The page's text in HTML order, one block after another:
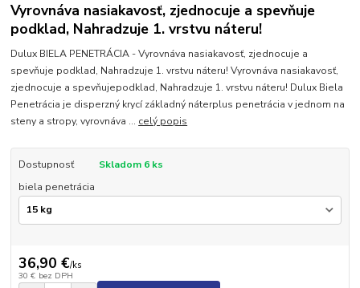
Vyrovnáva nasiakavosť, zjednocuje a spevňuje
podklad, Nahradzuje 1. vrstvu náteru!
Dulux BIELA PENETRÁCIA - Vyrovnáva nasiakavosť, zjednocuje a
spevňuje podklad, Nahradzuje 1. vrstvu náteru! Vyrovnáva nasiakavosť,
zjednocuje a spevňujepodklad, Nahradzuje 1. vrstvu náteru! Dulux Biela
Penetrácia je disperzný krycí základný náterplus penetrácia v jednom na
steny a stropy, vyrovnáva ... celý popis
Dostupnosť
Skladom 6 ks
biela penetrácia
36,90 €/ks
30 € bez DPH